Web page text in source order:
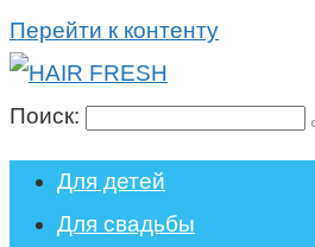
Перейти к контенту
Поиск:
Для детей
Для свадьбы